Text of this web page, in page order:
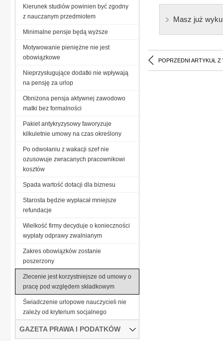
Masz już
POPRZEDNI ARTYKUŁ Z
Kierunek studiów powinien być zgodny
z nauczanym przedmiotem
Minimalne pensje będą wyższe
Motywowanie pieniężne nie jest
obowiązkowe
Nieprzysługujące dodatki nie wpływają
na pensję za urlop
Obniżona pensja aktywnej zawodowo
matki bez formalności
Pakiet antykryzysowy faworyzuje
kilkuletnie umowy na czas określony
Po odwołaniu z wakacji szef nie
ozusowuje zwracanych pracownikowi
kosztów
Spada wartość dotacji dla biznesu
Starosta będzie wypłacał mniejsze
refundacje
Wielkość firmy decyduje o konieczności
wypłaty odprawy zwalnianym
Zakres obowiązków zostanie
poszerzony
Zlecenie jest korzystniejsze od umowy o
pracę pod względem składkowym
Świadczenie urlopowe nauczycieli nie
zależy od kryterium socjalnego
GAZETA PRAWA I PODATKÓW